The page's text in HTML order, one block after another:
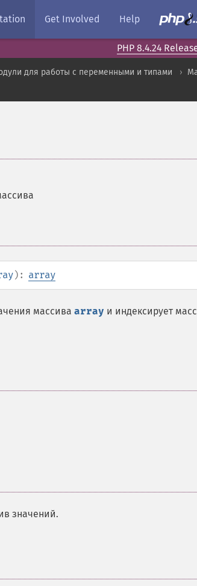
Get Involved Help
PHP 8.4.24
для работы с переменными и типами
): array
массива array и индексирует
значений.